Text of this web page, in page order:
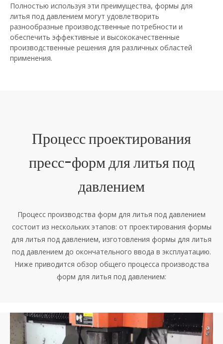
Полностью используя эти преимущества, формы для
литья под давлением могут удовлетворить
разнообразные производственные потребности и
обеспечить эффективные и высококачественные
производственные решения для различных областей
применения.
Процесс проектирования
пресс-форм для литья под
давлением
Процесс производства форм для литья под давлением
состоит из нескольких этапов: от проектирования формы
для литья под давлением, изготовления формы для литья
под давлением до окончательного ввода в эксплуатацию.
Ниже приводится обзор общего процесса производства
форм для литья под давлением: